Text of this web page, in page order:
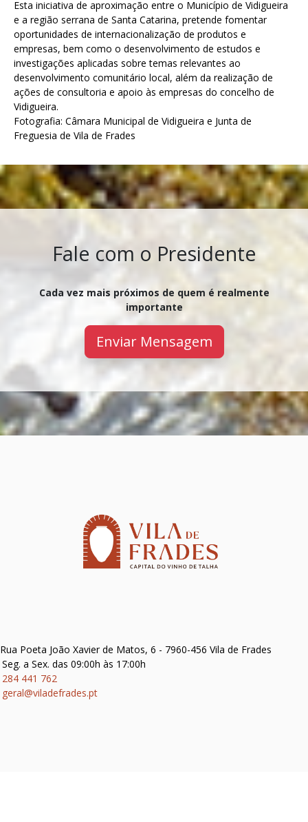
Esta iniciativa de aproximação entre o Município de Vidigueira
e a região serrana de Santa Catarina, pretende fomentar
oportunidades de internacionalização de produtos e
empresas, bem como o desenvolvimento de estudos e
investigações aplicadas sobre temas relevantes ao
desenvolvimento comunitário local, além da realização de
ações de consultoria e apoio às empresas do concelho de
Vidigueira.
Fotografia: Câmara Municipal de Vidigueira e Junta de
Freguesia de Vila de Frades
Fale com o Presidente
Cada vez mais próximos de quem é realmente
importante
Enviar Mensagem
Poeta João Xavier de Matos, 6 - 7960-456 Vila de Frades
Seg. a Sex. das 09:00h às 17:00h
284 441 762
geral@viladefrades.pt